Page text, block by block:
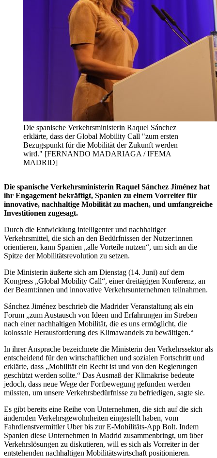
Die spanische Verkehrsministerin Raquel Sánchez
erklärte, dass der Global Mobility Call "zum ersten
Bezugspunkt für die Mobilität der Zukunft werden
wird." [FERNANDO MADARIAGA / IFEMA
MADRID]
Die spanische Verkehrsministerin Raquel Sánchez Jiménez hat
ihr Engagement bekräftigt, Spanien zu einem Vorreiter für
innovative, nachhaltige Mobilität zu machen, und umfangreiche
Investitionen zugesagt.
Durch die Entwicklung intelligenter und nachhaltiger
Verkehrsmittel, die sich an den Bedürfnissen der Nutzer:innen
orientieren, kann Spanien „alle Vorteile nutzen“, um sich an die
Spitze der Mobilitätsrevolution zu setzen.
Die Ministerin äußerte sich am Dienstag (14. Juni) auf dem
Kongress „Global Mobility Call“, einer dreitägigen Konferenz, an
der Beamt:innen und innovative Verkehrsunternehmen teilnahmen.
Sánchez Jiménez beschrieb die Madrider Veranstaltung als ein
Forum „zum Austausch von Ideen und Erfahrungen im Streben
nach einer nachhaltigen Mobilität, die es uns ermöglicht, die
kolossale Herausforderung des Klimawandels zu bewältigen.“
In ihrer Ansprache bezeichnete die Ministerin den Verkehrssektor als
entscheidend für den wirtschaftlichen und sozialen Fortschritt und
erklärte, dass „Mobilität ein Recht ist und von den Regierungen
geschützt werden sollte.“ Das Ausmaß der Klimakrise bedeute
jedoch, dass neue Wege der Fortbewegung gefunden werden
müssten, um unsere Verkehrsbedürfnisse zu befriedigen, sagte sie.
Es gibt bereits eine Reihe von Unternehmen, die sich auf die sich
ändernden Verkehrsgewohnheiten eingestellt haben, vom
Fahrdienstvermittler Uber bis zur E-Mobilitäts-App Bolt. Indem
Spanien diese Unternehmen in Madrid zusammenbringt, um über
Verkehrslösungen zu diskutieren, will es sich als Vorreiter in der
entstehenden nachhaltigen Mobilitätswirtschaft positionieren.